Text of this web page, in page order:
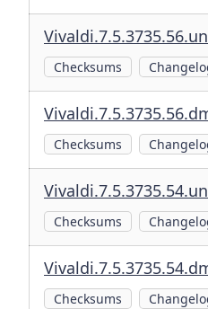
Checksums
Checksums
Checksums
Checksums